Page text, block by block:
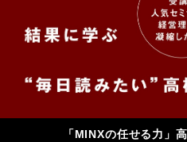
「MINXの任せる力」